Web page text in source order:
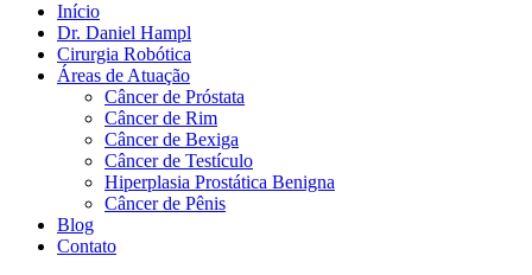
Início
Dr. Daniel Hampl
Cirurgia Robótica
Áreas de Atuação
Câncer de Próstata
Câncer de Rim
Câncer de Bexiga
Câncer de Testículo
Hiperplasia Prostática Benigna
Câncer de Pênis
Blog
Contato